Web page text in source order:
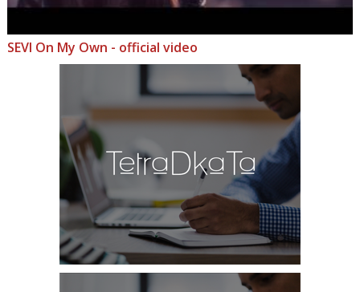
SEVI On My Own - official video